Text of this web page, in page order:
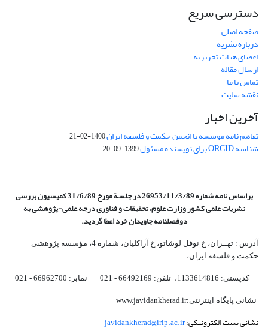
دسترسی سریع
صفحه اصلی
درباره نشریه
اعضای هیات تحریریه
ارسال مقاله
تماس با ما
نقشه سایت
آخرین اخبار
تفاهم نامه موسسه با انجمن حکمت و فلسفه ایران1400-02-21
شناسه ORCID برای نویسنده مسئول 1399-09-20
براساس نامه شماره 26953/11/3/89 در جلسة مورخ 31/6/89 کمیسیون
بررسی
نشریات علمی کشور وزارت علوم، تحقیقات و فناوری درجه علمی‌-پژوهشیبه
دوفصلنامه جاویدان خرد اعطا گردید.
آدرس : تهــران، خ نوفل لوشاتو، خ آراکلیان، شماره 4،‌ مؤسسه پژوهشی
حکمت و فلسفه ایران،‌
کدپستی: 1133614816، تلفن: 66492169 - 021 نمابر: 66962700 - 021
نشانی پایگاه اینترنتی:www.javidankherad.ir
نشانی پست الکترونیکی:javidankherad@irip.ac.ir